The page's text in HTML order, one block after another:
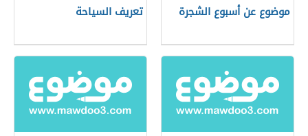
موضوع عن أسبوع الشجرة تعريف السياحة